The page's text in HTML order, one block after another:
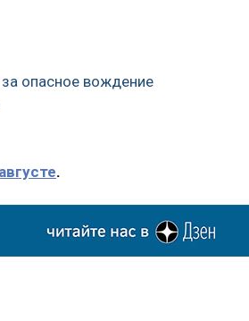
опасное вождение
августе.